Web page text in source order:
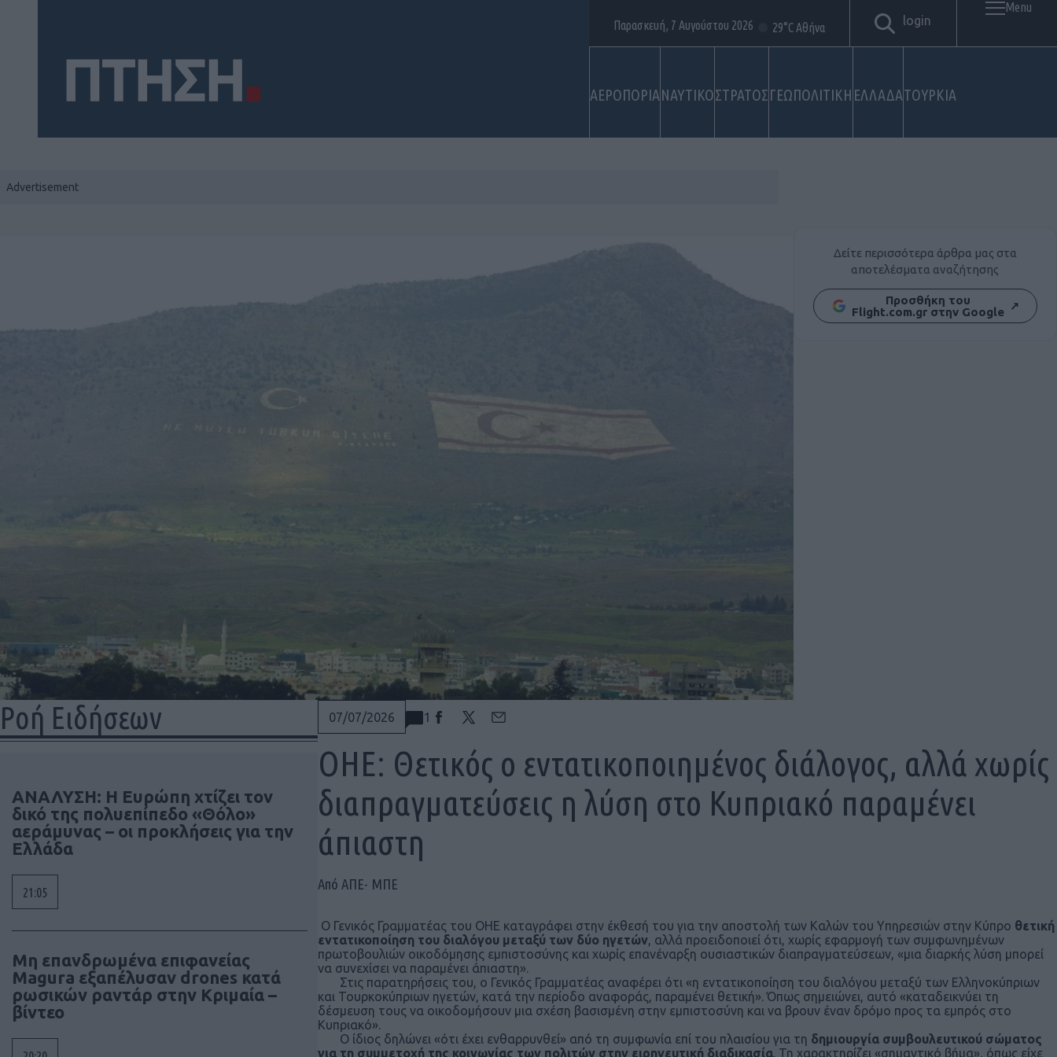
ΑΕΡΟΠΟΡΙΑΝΑΥΤΙΚΟΣΤΡΑΤΟΣΓΕΩΠΟΛΙΤΙΚΗ ΕΛΛΑΔΑΤΟΥΡΚΙΑ
Παρασκευή, 7 Αυγούστου 2026 29°C Αθήνα login
Menu
Ροή Ειδήσεων
ΑΝΑΛΥΣΗ: Η Ευρώπη χτίζει τον
δικό της πολυεπίπεδο «Θόλο»
αεράμυνας – οι προκλήσεις για την
Ελλάδα
21:05
Μη επανδρωμένα επιφανείας
Magura εξαπέλυσαν drones κατά
ρωσικών ραντάρ στην Κριμαία –
βίντεο
Δείτε περισσότερα άρθρα μας στα
αποτελέσματα αναζήτησης
Προσθήκη του
Flight.com.gr στην Google ↗
07/07/2026 1
ΟΗΕ: Θετικός ο εντατικοποιημένος διάλογος, αλλά χωρίς
διαπραγματεύσεις η λύση στο Κυπριακό παραμένει
άπιαστη
Από ΑΠΕ- ΜΠΕ
Ο Γενικός Γραμματέας του ΟΗΕ καταγράφει στην έκθεσή του για την αποστολή των Kαλών του Yπηρεσιών στην Κύπρο θετική
εντατικοποίηση του διαλόγου μεταξύ των δύο ηγετών, αλλά προειδοποιεί ότι, χωρίς εφαρμογή των συμφωνημένων
πρωτοβουλιών οικοδόμησης εμπιστοσύνης και χωρίς επανέναρξη ουσιαστικών διαπραγματεύσεων, «μια διαρκής λύση μπορεί
να συνεχίσει να παραμένει άπιαστη».
Στις παρατηρήσεις του, ο Γενικός Γραμματέας αναφέρει ότι «η εντατικοποίηση του διαλόγου μεταξύ των Ελληνοκύπριων
και Τουρκοκύπριων ηγετών, κατά την περίοδο αναφοράς, παραμένει θετική». Όπως σημειώνει, αυτό «καταδεικνύει τη
δέσμευση τους να οικοδομήσουν μια σχέση βασισμένη στην εμπιστοσύνη και να βρουν έναν δρόμο προς τα εμπρός στο
Κυπριακό».
Ο ίδιος δηλώνει «ότι έχει ενθαρρυνθεί» από τη συμφωνία επί του πλαισίου για τη δημιουργία συμβουλευτικού σώματος
για τη συμμετοχή της κοινωνίας των πολιτών στην ειρηνευτική διαδικασία. Τη χαρακτηρίζει «σημαντικό βήμα», όπως είχε